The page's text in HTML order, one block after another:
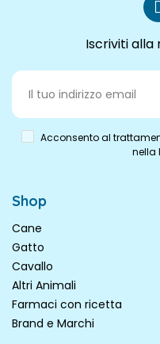
Iscriviti
Acconsento al
nella
Shop
Cane
Gatto
Cavallo
Altri Animali
Farmaci con ricetta
Brand e Marchi